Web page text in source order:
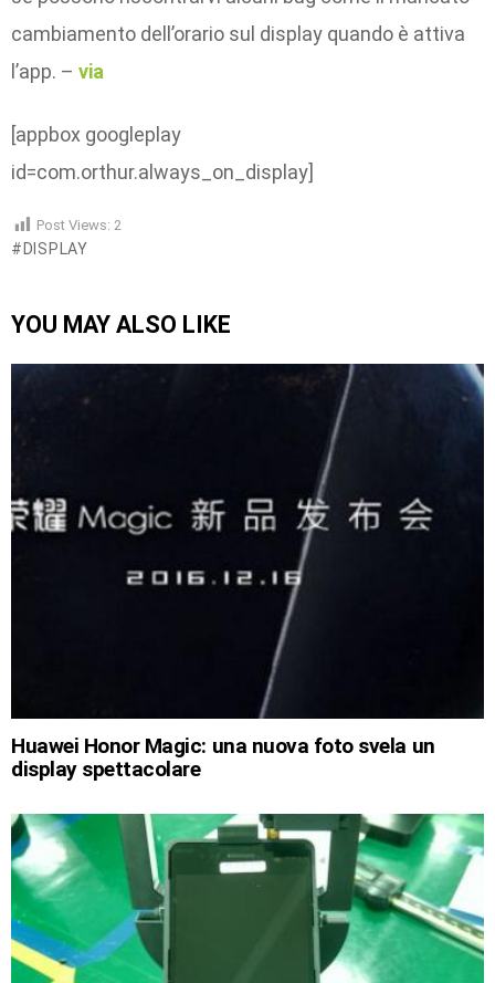
cambiamento dell’orario sul display quando è attiva
l’app. – via
[appbox googleplay
id=com.orthur.always_on_display]
Post Views: 2
DISPLAY
YOU MAY ALSO LIKE
Huawei Honor Magic: una nuova foto svela un
display spettacolare